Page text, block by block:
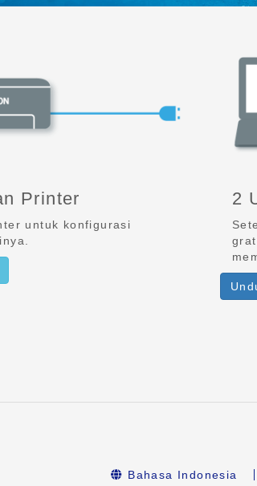
Printer
untuk konfigurasi
2
Bahasa Indonesia